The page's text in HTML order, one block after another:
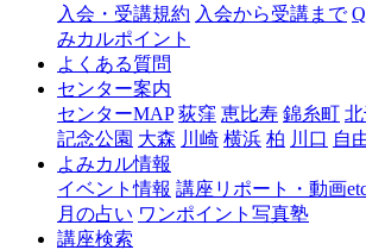
入会・受講規約 入会から受講まで
みカルポイント
よくある質問
センター案内
センターMAP 荻窪 恵比寿 錦糸町
記念公園 大森 川崎 横浜 柏 川口 自
よみカル情報
イベント情報 講座リポート・動画
月の占い ワンポイント写真塾
講座検索